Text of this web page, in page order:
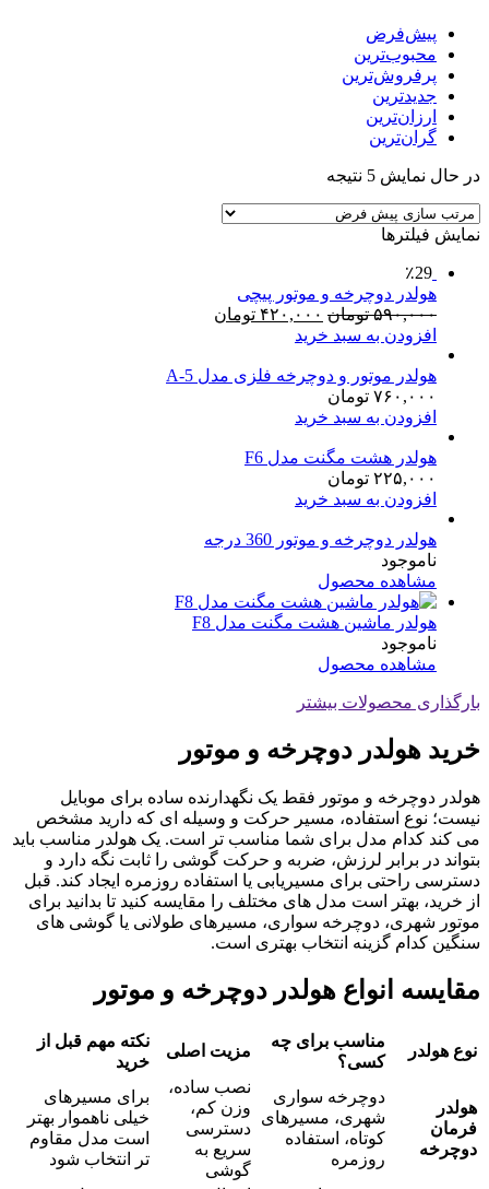
پیش‌فرض
محبوب‌ترین
پرفروش‌ترین
جدیدترین
ارزان‌ترین
گران‌ترین
در حال نمایش 5 نتیجه
نمایش فیلترها
٪29
هولدر دوچرخه و موتور پیچی
۵۹۰,۰۰۰ تومان قیمت
اصلی:
بود.
۴۲۰,۰۰۰ تومان
افزودن به سبد خرید
هولدر موتور و دوچرخه فلزی مدل A-5
۷۶۰,۰۰۰ تومان
افزودن به سبد خرید
هولدر هشت مگنت مدل F6
۲۲۵,۰۰۰ تومان
افزودن به سبد خرید
هولدر دوچرخه و موتور 360 درجه
ناموجود
مشاهده محصول
هولدر ماشین هشت مگنت مدل F8
ناموجود
مشاهده محصول
بارگذاری محصولات بیشتر
خرید هولدر دوچرخه و موتور
هولدر دوچرخه و موتور فقط یک نگهدارنده ساده برای موبایل
نیست؛ نوع استفاده، مسیر حرکت و وسیله ای که دارید مشخص
می کند کدام مدل برای شما مناسب تر است. یک هولدر مناسب باید
بتواند در برابر لرزش، ضربه و حرکت گوشی را ثابت نگه دارد و
دسترسی راحتی برای مسیریابی یا استفاده روزمره ایجاد کند. قبل
از خرید، بهتر است مدل های مختلف را مقایسه کنید تا بدانید برای
موتور شهری، دوچرخه سواری، مسیرهای طولانی یا گوشی های
سنگین کدام گزینه انتخاب بهتری است.
مقایسه انواع هولدر دوچرخه و موتور
نوع هولدر
مناسب برای چه
کسی؟
مزیت اصلی
نکته مهم قبل از
خرید
هولدر
فرمان
دوچرخه
دوچرخه سواری
شهری، مسیرهای
کوتاه، استفاده
روزمره
نصب ساده،
وزن کم،
دسترسی
سریع به
گوشی
برای مسیرهای
خیلی ناهموار بهتر
است مدل مقاوم
تر انتخاب شود